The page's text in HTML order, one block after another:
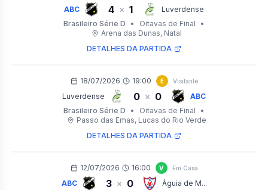
ABC 4 × 1
Luverdense
Brasileiro Série D
• Oitavas de Final
•
Arena das Dunas, Natal
DETALHES DA PARTIDA
18/07/2026 19:00 E Visitante
Luverdense 0 × 0
ABC
Brasileiro Série D
• Oitavas de Final
•
Passo das Emas, Lucas do Rio Verde
DETALHES DA PARTIDA
12/07/2026 16:00 V Em Casa
ABC 3 × 0
Águia de M...